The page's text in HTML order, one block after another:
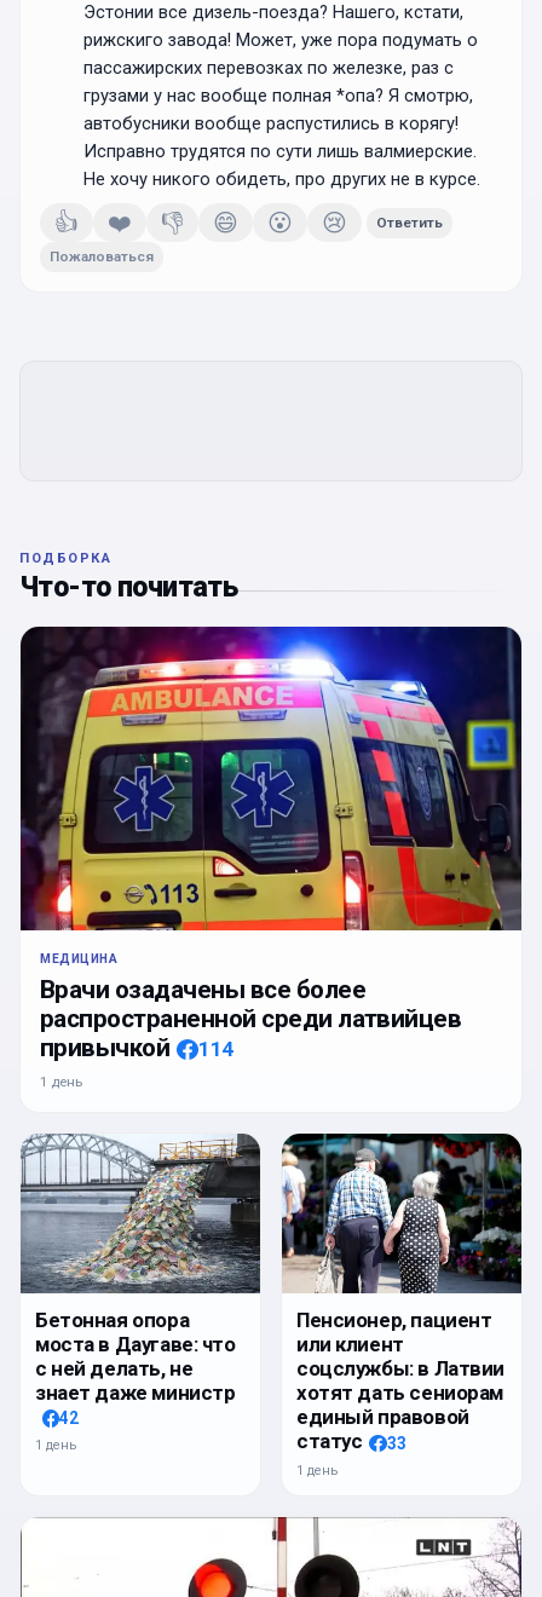
Эстонии все дизель-поезда? Нашего, кстати,
рижскиго завода! Может, уже пора подумать о
пассажирских перевозках по железке, раз с
грузами у нас вообще полная *опа? Я смотрю,
автобусники вообще распустились в корягу!
Исправно трудятся по сути лишь валмиерские.
Не хочу никого обидеть, про других не в курсе.
👍 ❤️ 👎 😄 😮 😢 Ответить
Пожаловаться
ПОДБОРКА
Что-то почитать
МЕДИЦИНА
Врачи озадачены все более
распространенной среди латвийцев
привычкой
114
1 день
Бетонная опора
моста в Даугаве: что
с ней делать, не
знает даже министр
42
1 день
Пенсионер, пациент
или клиент
соцслужбы: в Латвии
хотят дать сениорам
единый правовой
статус
33
1 день